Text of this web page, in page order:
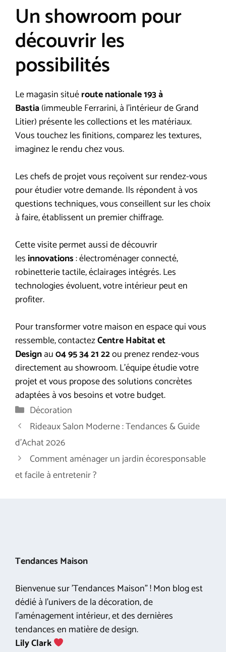
Un showroom pour
découvrir les
possibilités
Le magasin situéroute nationale 193 à
Bastia(immeuble Ferrarini, à l’intérieur de Grand
Litier) présente les collections et les matériaux.
Vous touchez les finitions, comparez les textures,
imaginez le rendu chez vous.
Les chefs de projet vous reçoivent sur rendez-vous
pour étudier votre demande. Ils répondent à vos
questions techniques, vous conseillent sur les choix
à faire, établissent un premier chiffrage.
Cette visite permet aussi de découvrir
lesinnovations: électroménager connecté,
robinetterie tactile, éclairages intégrés. Les
technologies évoluent, votre intérieur peut en
profiter.
Pour transformer votre maison en espace qui vous
ressemble, contactezCentre Habitat et
Designau04 95 34 21 22ou prenez rendez-vous
directement au showroom. L’équipe étudie votre
projet et vous propose des solutions concrètes
adaptées à vos besoins et votre budget.
Catégories
Décoration
Rideaux Salon Moderne : Tendances & Guide
d’Achat 2026
Comment aménager un jardin écoresponsable
et facile à entretenir ?
Tendances Maison
Bienvenue sur 'Tendances Maison" ! Mon blog est
dédié à l'univers de la décoration, de
l'aménagement intérieur, et des dernières
tendances en matière de design.
Lily Clark